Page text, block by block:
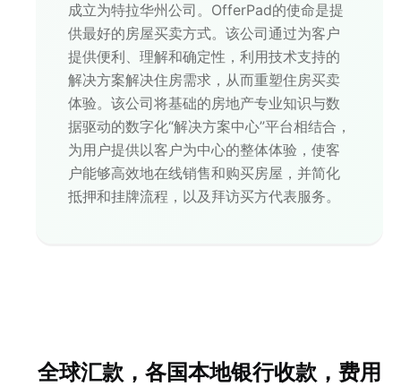
成立为特拉华州公司。OfferPad的使命是提
供最好的房屋买卖方式。该公司通过为客户
提供便利、理解和确定性，利用技术支持的
解决方案解决住房需求，从而重塑住房买卖
体验。该公司将基础的房地产专业知识与数
据驱动的数字化“解决方案中心”平台相结合，
为用户提供以客户为中心的整体体验，使客
户能够高效地在线销售和购买房屋，并简化
抵押和挂牌流程，以及拜访买方代表服务。
全球汇款，各国本地银行收款，费用